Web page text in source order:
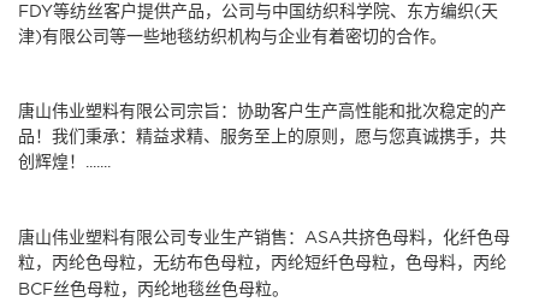
FDY等纺丝客户提供产品，公司与中国纺织科学院、东方编织(天
津)有限公司等一些地毯纺织机构与企业有着密切的合作。
唐山伟业塑料有限公司宗旨：协助客户生产高性能和批次稳定的产
品！我们秉承：精益求精、服务至上的原则，愿与您真诚携手，共
创辉煌！.......
唐山伟业塑料有限公司专业生产销售： ASA共挤色母料， 化纤色母
粒， 丙纶色母粒， 无纺布色母粒， 丙纶短纤色母粒， 色母料， 丙纶
BCF丝色母粒， 丙纶地毯丝色母粒。